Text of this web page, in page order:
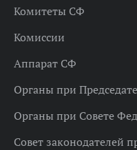
Комитеты СФ
Комиссии
Аппарат СФ
Органы при
Органы при Совете
Совет законодателей